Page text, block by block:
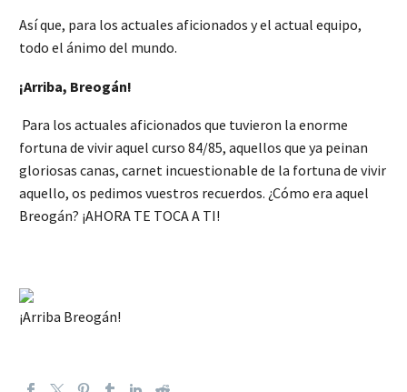
Así que, para los actuales aficionados y el actual equipo,
todo el ánimo del mundo.
¡Arriba, Breogán!
Para los actuales aficionados que tuvieron la enorme
fortuna de vivir aquel curso 84/85, aquellos que ya peinan
gloriosas canas, carnet incuestionable de la fortuna de vivir
aquello, os pedimos vuestros recuerdos. ¿Cómo era aquel
Breogán? ¡AHORA TE TOCA A TI!
¡Arriba Breogán!